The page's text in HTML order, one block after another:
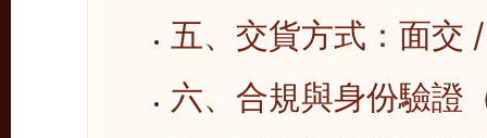
五、交貨方式：面交
六、合規與身份驗證